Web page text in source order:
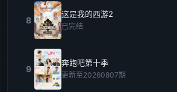
8
这是我的西游2
已完结
9
奔跑吧第十季
更新至20260807期